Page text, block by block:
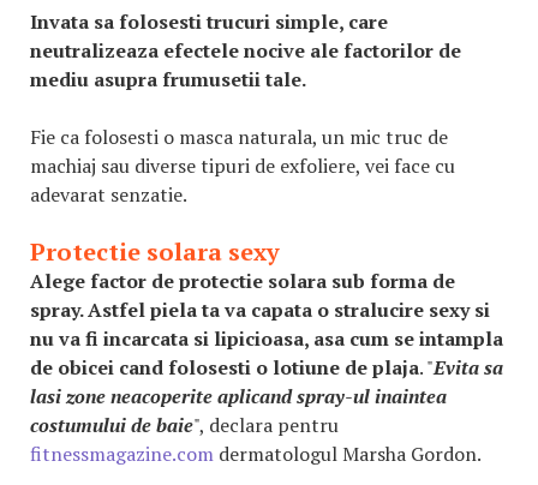
Invata sa folosesti trucuri simple, care
neutralizeaza efectele nocive ale factorilor de
mediu asupra frumusetii tale.
Fie ca folosesti o masca naturala, un mic truc de
machiaj sau diverse tipuri de exfoliere, vei face cu
adevarat senzatie.
Protectie solara sexy
Alege factor de protectie solara sub forma de
spray. Astfel piela ta va capata o stralucire sexy si
nu va fi incarcata si lipicioasa, asa cum se intampla
de obicei cand folosesti o lotiune de plaja. "Evita sa
lasi zone neacoperite aplicand spray-ul inaintea
costumului de baie", declara pentru
fitnessmagazine.com dermatologul Marsha Gordon.